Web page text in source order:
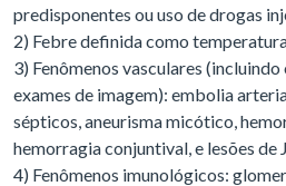
predisponentes ou uso de drogas
2) Febre definida como
3) Fenômenos vasculares
exames de imagem): embolia
sépticos, aneurisma micótico,
hemorragia conjuntival, e lesões de
4) Fenômenos imunológicos: